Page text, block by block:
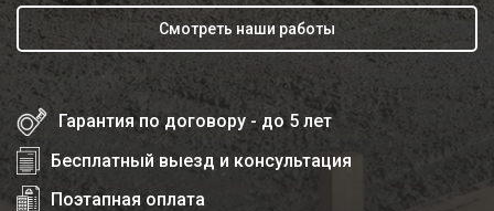
Смотреть наши работы
Гарантия по договору - до 5 лет
Бесплатный выезд и консультация
Поэтапная оплата